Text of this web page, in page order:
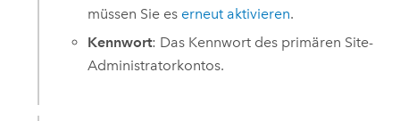
müssen Sie es erneut aktivieren.
Kennwort: Das Kennwort des primären Site-
Administratorkontos.